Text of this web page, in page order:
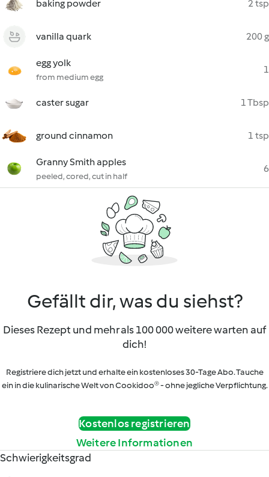
baking powder 2 tsp
vanilla quark 200 g
egg yolk
from medium egg
1
caster sugar 1 Tbsp
ground cinnamon 1 tsp
Granny Smith apples
peeled, cored, cut in half
6
Gefällt dir, was du siehst?
Dieses Rezept und mehr als 100 000 weitere warten auf
dich!
Registriere dich jetzt und erhalte ein kostenloses 30-Tage Abo. Tauche
ein in die kulinarische Welt von Cookidoo® - ohne jegliche Verpflichtung.
Kostenlos registrieren
Weitere Informationen
Schwierigkeitsgrad